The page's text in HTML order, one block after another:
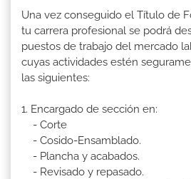
Una vez conseguido el Título de
tu carrera profesional se podrá
puestos de trabajo del mercado
cuyas actividades estén
las siguientes:
1. Encargado de sección en:
- Corte
- Cosido-Ensamblado.
- Plancha y acabados.
- Revisado y repasado.